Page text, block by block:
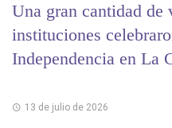
Una gran cantidad de
instituciones
Independencia en La
13 de julio de 2026